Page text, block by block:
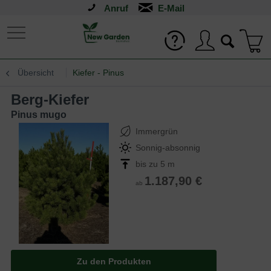
Anruf
Übersicht Kiefer - Pinus
Berg-Kiefer
Pinus mugo
Immergrün
Sonnig-absonnig
bis zu 5 m
ab 1.187,90 €
Zu den Produkten